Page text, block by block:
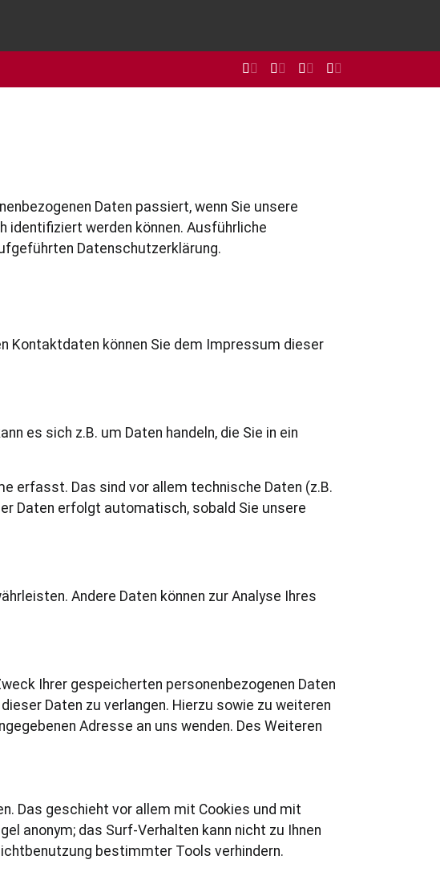
Daten passiert, wenn Sie unsere
identifiziert werden können. Ausführliche
Datenschutzerklärung.
Kontaktdaten können Sie dem Impressum dieser
es sich z.B. um Daten handeln, die Sie in ein
erfasst. Das sind vor allem technische Daten (z.B.
Daten erfolgt automatisch, sobald Sie unsere
Andere Daten können zur Analyse Ihres
Ihrer gespeicherten personenbezogenen Daten
Daten zu verlangen. Hierzu sowie zu weiteren
Adresse an uns wenden. Des Weiteren
Das geschieht vor allem mit Cookies und mit
anonym; das Surf-Verhalten kann nicht zu Ihnen
bestimmter Tools verhindern.